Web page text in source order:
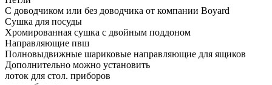
С доводчиком или без доводчика от компании Boyard
Сушка для посуды
Хромированная сушка с двойным поддоном
Направляющие пвш
Полновыдвижные шариковые направляющие для ящиков
Дополнительно можно установить
лоток для стол. приборов